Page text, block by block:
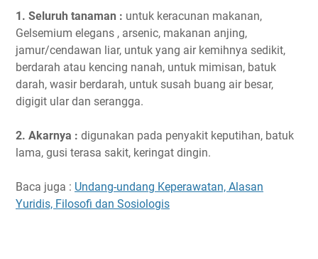
1. Seluruh tanaman : untuk keracunan makanan,
Gelsemium elegans , arsenic, makanan anjing,
jamur/cendawan liar, untuk yang air kemihnya sedikit,
berdarah atau kencing nanah, untuk mimisan, batuk
darah, wasir berdarah, untuk susah buang air besar,
digigit ular dan serangga.
2. Akarnya : digunakan pada penyakit keputihan, batuk
lama, gusi terasa sakit, keringat dingin.
Baca juga : Undang-undang Keperawatan, Alasan
Yuridis, Filosofi dan Sosiologis